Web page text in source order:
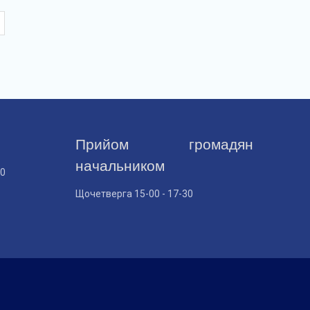
Прийом громадян
начальником
Щочетверга 15-00 - 17-30